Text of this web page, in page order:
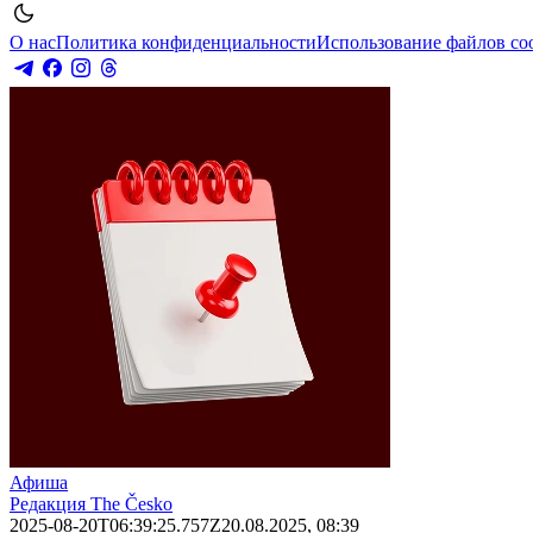
О насПолитика конфиденциальностиИспользование файлов
Афиша
Редакция The Česko
2025-08-20T06:39:25.757Z20.08.2025, 08:39